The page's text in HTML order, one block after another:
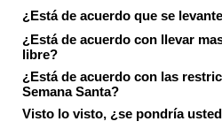
¿Está de acuerdo que se
¿Está de acuerdo con llevar
libre?
¿Está de acuerdo con las
Semana Santa?
Visto lo visto, ¿se pondría